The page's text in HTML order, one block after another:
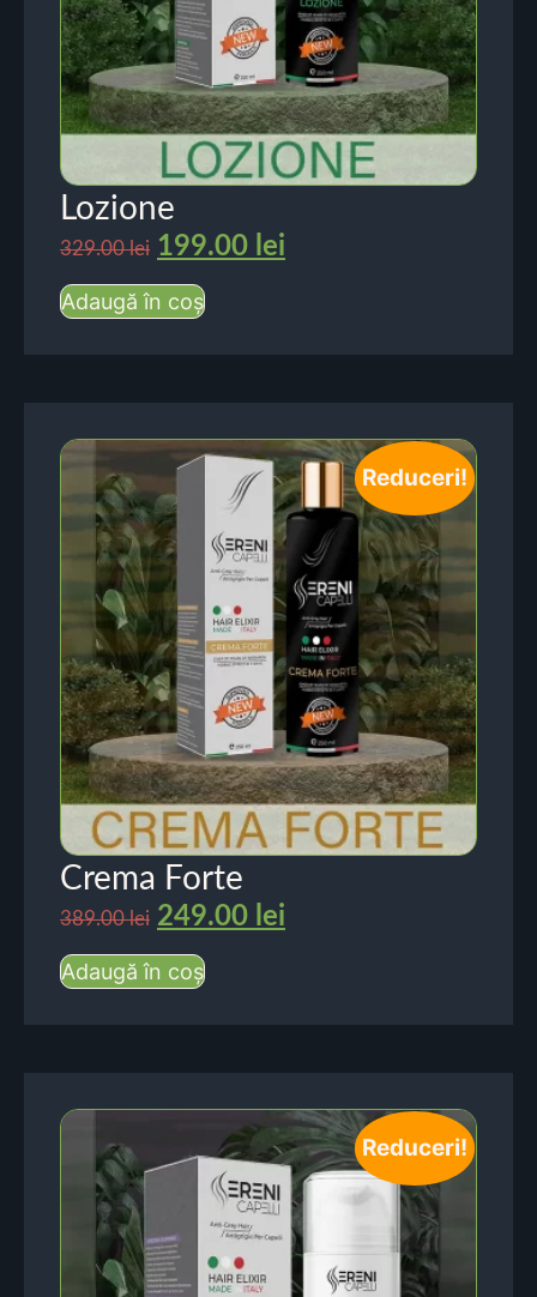
Lozione
329.00lei 199.00 lei
Adaugă în coș
Reduceri!
Crema Forte
389.00lei 249.00 lei
Adaugă în coș
Reduceri!